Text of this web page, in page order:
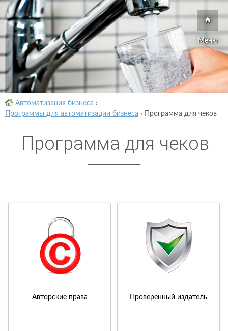
Меню
Автоматизация бизнеса ›
Программы для автоматизации бизнеса › Программа для чеков
Программа для чеков
Авторские права Проверенный издатель